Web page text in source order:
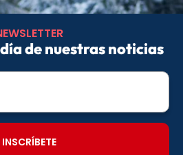
de nuestras noticias